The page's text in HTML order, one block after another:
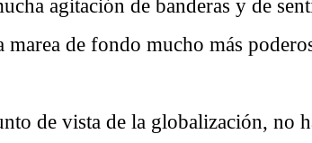
agitación de banderas y de
marea de fondo mucho más
de vista de la globalización, no